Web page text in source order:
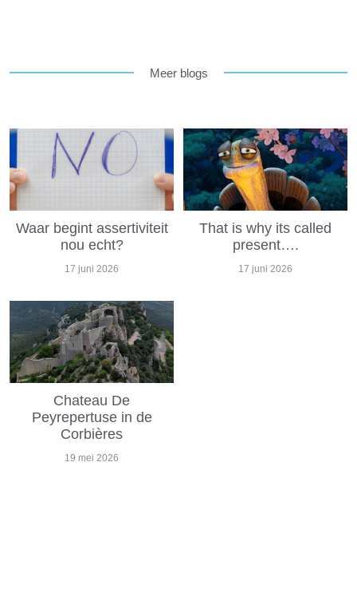
Meer blogs
Waar begint assertiviteit
nou echt?
17 juni 2026
That is why its called
present….
17 juni 2026
Chateau De
Peyrepertuse in de
Corbières
19 mei 2026